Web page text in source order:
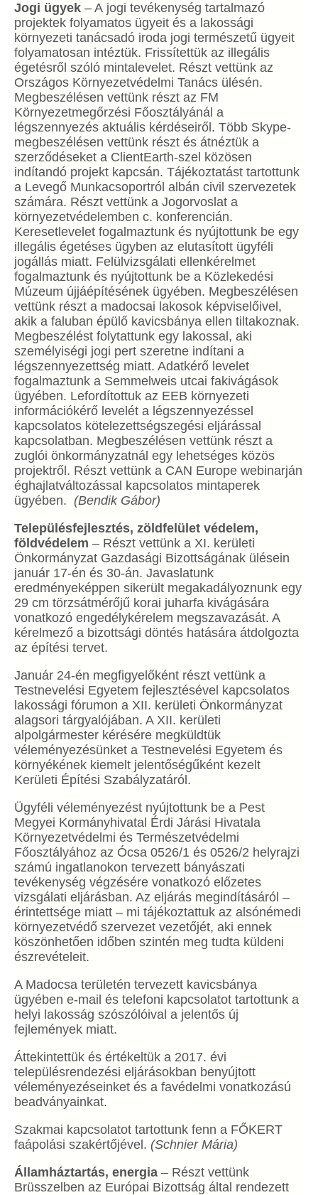
Jogi ügyek – A jogi tevékenység tartalmazó
projektek folyamatos ügyeit és a lakossági
környezeti tanácsadó iroda jogi természetű ügyeit
folyamatosan intéztük. Frissítettük az illegális
égetésről szóló mintalevelet. Részt vettünk az
Országos Környezetvédelmi Tanács ülésén.
Megbeszélésen vettünk részt az FM
Környezetmegőrzési Főosztályánál a
légszennyezés aktuális kérdéseiről. Több Skype-
megbeszélésen vettünk részt és átnéztük a
szerződéseket a ClientEarth-szel közösen
indítandó projekt kapcsán. Tájékoztatást tartottunk
a Levegő Munkacsoportról albán civil szervezetek
számára. Részt vettünk a Jogorvoslat a
környezetvédelemben c. konferencián.
Keresetlevelet fogalmaztunk és nyújtottunk be egy
illegális égetéses ügyben az elutasított ügyféli
jogállás miatt. Felülvizsgálati ellenkérelmet
fogalmaztunk és nyújtottunk be a Közlekedési
Múzeum újjáépítésének ügyében. Megbeszélésen
vettünk részt a madocsai lakosok képviselőivel,
akik a faluban épülő kavicsbánya ellen tiltakoznak.
Megbeszélést folytattunk egy lakossal, aki
személyiségi jogi pert szeretne indítani a
légszennyezettség miatt. Adatkérő levelet
fogalmaztunk a Semmelweis utcai fakivágások
ügyében. Lefordítottuk az EEB környezeti
információkérő levelét a légszennyezéssel
kapcsolatos kötelezettségszegési eljárással
kapcsolatban. Megbeszélésen vettünk részt a
zuglói önkormányzatnál egy lehetséges közös
projektről. Részt vettünk a CAN Europe webinarján
éghajlatváltozással kapcsolatos mintaperek
ügyében. (Bendik Gábor)
Településfejlesztés, zöldfelület védelem,
földvédelem – Részt vettünk a XI. kerületi
Önkormányzat Gazdasági Bizottságának ülésein
január 17-én és 30-án. Javaslatunk
eredményeképpen sikerült megakadályoznunk egy
29 cm törzsátmérőjű korai juharfa kivágására
vonatkozó engedélykérelem megszavazását. A
kérelmező a bizottsági döntés hatására átdolgozta
az építési tervet.
Január 24-én megfigyelőként részt vettünk a
Testnevelési Egyetem fejlesztésével kapcsolatos
lakossági fórumon a XII. kerületi Önkormányzat
alagsori tárgyalójában. A XII. kerületi
alpolgármester kérésére megküldtük
véleményezésünket a Testnevelési Egyetem és
környékének kiemelt jelentőségűként kezelt
Kerületi Építési Szabályzatáról.
Ügyféli véleményezést nyújtottunk be a Pest
Megyei Kormányhivatal Érdi Járási Hivatala
Környezetvédelmi és Természetvédelmi
Főosztályához az Ócsa 0526/1 és 0526/2 helyrajzi
számú ingatlanokon tervezett bányászati
tevékenység végzésére vonatkozó előzetes
vizsgálati eljárásban. Az eljárás megindításáról –
érintettsége miatt – mi tájékoztattuk az alsónémedi
környezetvédő szervezet vezetőjét, aki ennek
köszönhetően időben szintén meg tudta küldeni
észrevételeit.
A Madocsa területén tervezett kavicsbánya
ügyében e-mail és telefoni kapcsolatot tartottunk a
helyi lakosság szószólóival a jelentős új
fejlemények miatt.
Áttekintettük és értékeltük a 2017. évi
településrendezési eljárásokban benyújtott
véleményezéseinket és a favédelmi vonatkozású
beadványainkat.
Szakmai kapcsolatot tartottunk fenn a FŐKERT
faápolási szakértőjével. (Schnier Mária)
Államháztartás, energia – Részt vettünk
Brüsszelben az Európai Bizottság által rendezett